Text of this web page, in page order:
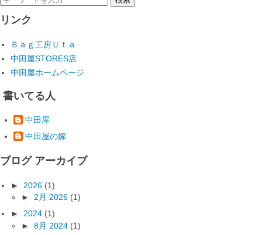
リンク
Ｂａｇ工房Ｕｔａ
中田屋STORES店
中田屋ホームページ
書いてる人
中田屋
中田屋の嫁
ブログ アーカイブ
► 2026 (1)
► 2月 2026 (1)
► 2024 (1)
► 8月 2024 (1)